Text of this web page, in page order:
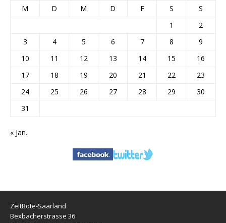
M D M D F S
S
1
2
3
4 5 6 7 8
9
10
11 12 13 14 15
16
17
18 19 20 21 22
23
24
25 26 27 28 29
30
31
« Jan.
ZeitBote-Saarland
Bexbacherstrasse 36